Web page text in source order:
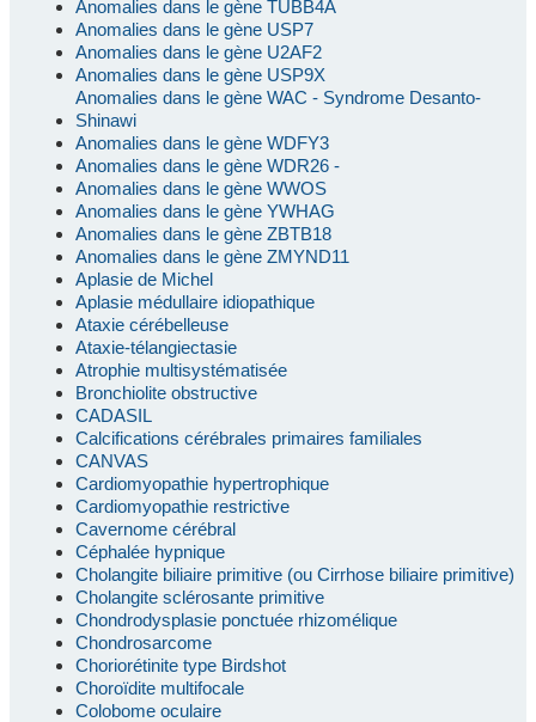
Anomalies dans le gène TUBB4A
Anomalies dans le gène USP7
Anomalies dans le gène U2AF2
Anomalies dans le gène USP9X
Anomalies dans le gène WAC - Syndrome Desanto-
Shinawi
Anomalies dans le gène WDFY3
Anomalies dans le gène WDR26 -
Anomalies dans le gène WWOS
Anomalies dans le gène YWHAG
Anomalies dans le gène ZBTB18
Anomalies dans le gène ZMYND11
Aplasie de Michel
Aplasie médullaire idiopathique
Ataxie cérébelleuse
Ataxie-télangiectasie
Atrophie multisystématisée
Bronchiolite obstructive
CADASIL
Calcifications cérébrales primaires familiales
CANVAS
Cardiomyopathie hypertrophique
Cardiomyopathie restrictive
Cavernome cérébral
Céphalée hypnique
Cholangite biliaire primitive (ou Cirrhose biliaire primitive)
Cholangite sclérosante primitive
Chondrodysplasie ponctuée rhizomélique
Chondrosarcome
Choriorétinite type Birdshot
Choroïdite multifocale
Colobome oculaire